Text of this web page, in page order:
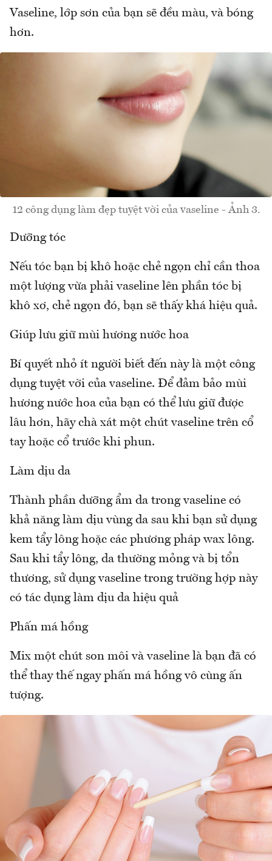
Vaseline, lớp sơn của bạn sẽ đều màu, và bóng
hơn.
12 công dụng làm đẹp tuyệt vời của vaseline - Ảnh 3.
Dưỡng tóc
Nếu tóc bạn bị khô hoặc chẻ ngọn chỉ cần thoa
một lượng vừa phải vaseline lên phần tóc bị
khô xơ, chẻ ngọn đó, bạn sẽ thấy khá hiệu quả.
Giúp lưu giữ mùi hương nước hoa
Bí quyết nhỏ ít người biết đến này là một công
dụng tuyệt vời của vaseline. Để đảm bảo mùi
hương nước hoa của bạn có thể lưu giữ được
lâu hơn, hãy chà xát một chút vaseline trên cổ
tay hoặc cổ trước khi phun.
Làm dịu da
Thành phần dưỡng ẩm da trong vaseline có
khả năng làm dịu vùng da sau khi bạn sử dụng
kem tẩy lông hoặc các phương pháp wax lông.
Sau khi tẩy lông, da thường mỏng và bị tổn
thương, sử dụng vaseline trong trường hợp này
có tác dụng làm dịu da hiệu quả
Phấn má hồng
Mix một chút son môi và vaseline là bạn đã có
thể thay thế ngay phấn má hồng vô cùng ấn
tượng.